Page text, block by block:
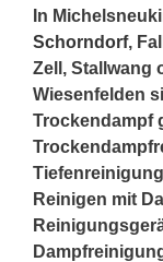
In
Schorndorf,
Zell, Stallwang
Wiesenfelden
Trockendampf
Reinigen mit